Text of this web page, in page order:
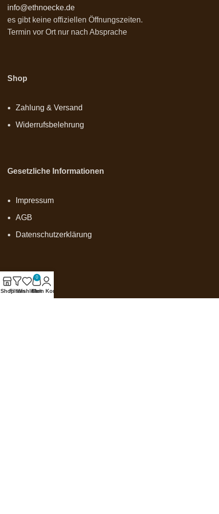
info@ethnoecke.de
es gibt keine offiziellen Öffnungszeiten.
Termin vor Ort nur nach Absprache
Shop
Zahlung & Versand
Widerrufsbelehrung
Gesetzliche Informationen
Impressum
AGB
Datenschutzerklärung
Onlineshop
ShopFiltersWishlist
0
Cart
Mein Konto